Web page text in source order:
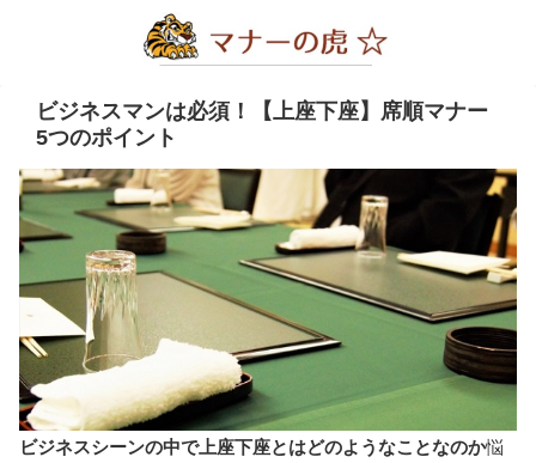
ビジネスマンは必須！【上座下座】席順マナー
5つのポイント
ビジネスシーンの中で上座下座とはどのようなことなのか悩